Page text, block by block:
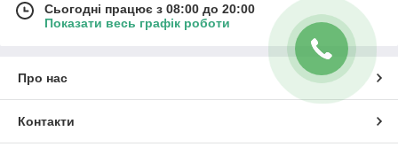
Сьогодні працює з 08:00 до 20:00
Показати весь графік роботи
Про нас
Контакти